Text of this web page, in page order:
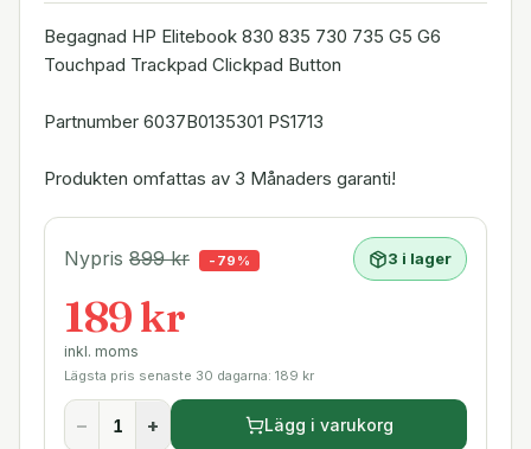
Begagnad HP Elitebook 830 835 730 735 G5 G6
Touchpad Trackpad Clickpad Button
Partnumber 6037B0135301 PS1713
Produkten omfattas av 3 Månaders garanti!
Nypris 899kr - 79 % 3 i lager
189 kr
inkl. moms
Lägsta pris senaste 30 dagarna: 189 kr
− + Lägg i varukorg